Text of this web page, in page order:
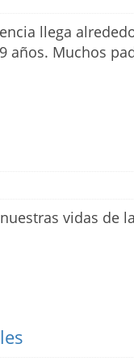
llega
años. Muchos
vidas de